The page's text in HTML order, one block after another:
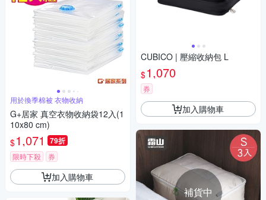
用於換季棉被 衣物收納
G+居家 真空衣物收納袋12入(1
10x80 cm)
$1,071 79折
限時下殺 券
加入購物車
CUBICO | 壓縮收納包 L
$1,070
券
加入購物車
補貨中